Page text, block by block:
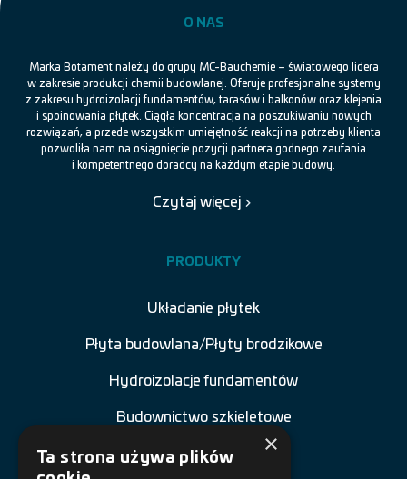
O NAS
Marka Botament należy do grupy MC-Bauchemie – światowego lidera
w zakresie produkcji chemii budowlanej. Oferuje profesjonalne systemy
z zakresu hydroizolacji fundamentów, tarasów i balkonów oraz klejenia
i spoinowania płytek. Ciągła koncentracja na poszukiwaniu nowych
rozwiązań, a przede wszystkim umiejętność reakcji na potrzeby klienta
pozwoliła nam na osiągnięcie pozycji partnera godnego zaufania
i kompetentnego doradcy na każdym etapie budowy.
Czytaj więcej
PRODUKTY
Układanie płytek
Płyta budowlana/Płyty brodzikowe
Hydroizolacje fundamentów
Budownictwo szkieletowe
Renowacja budowli×
Ta strona używa plików